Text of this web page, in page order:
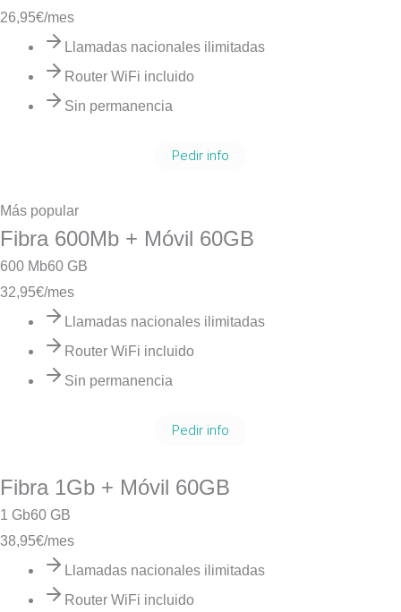
26,95€/mes
Llamadas nacionales ilimitadas
Router WiFi incluido
Sin permanencia
Pedir info
Más popular
Fibra 600Mb + Móvil 60GB
600 Mb60 GB
32,95€/mes
Llamadas nacionales ilimitadas
Router WiFi incluido
Sin permanencia
Pedir info
Fibra 1Gb + Móvil 60GB
1 Gb60 GB
38,95€/mes
Llamadas nacionales ilimitadas
Router WiFi incluido